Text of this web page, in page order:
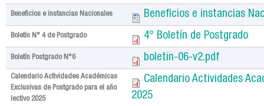
Beneficios e instancias Nacionales Beneficios e instancias
Boletín N° 4 de Postgrado 4° Boletín de Postgrado
Boletín Postgrado N°6 boletin-06-v2.pdf
Calendario Actividades Académicas
Exclusivas de Postgrado para el año
lectivo 2025
Calendario Actividades
2025